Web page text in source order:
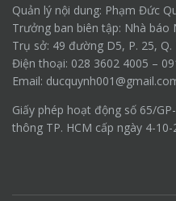
Quản lý nội dung: Phạm Đức
Trưởng ban biên tập: Nhà báo
Trụ sở: 49 đường D5, P. 25, Q.
Điện thoại: 028 3602 4005 –
Email:
Giấy phép hoạt động số 65/
thông TP. HCM cấp ngày 4-10-